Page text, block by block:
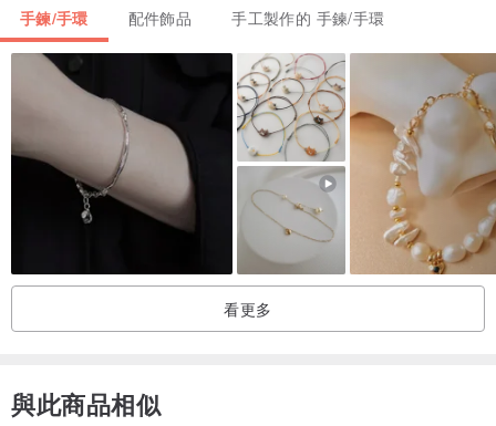
│手圍尺寸Hand size│
我們會根據您的實際手圍尺寸，再加上0.5cm來製作手鍊總長度，配
戴起來會較為舒適。
。一般尺寸：14~17cm之間
。特殊尺寸：13cm、18cm以上*(18cm以上酌收費用)
手鍊/手環 配件飾品 手工製作的 手鍊/手環
看更多
與此商品相似